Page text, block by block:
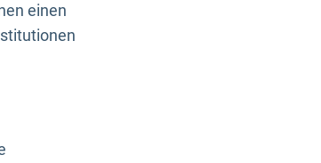
einen